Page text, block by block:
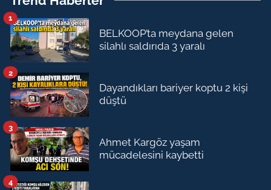
BELKOOP’ta meydana gelen
silahlı saldırıda 3 yaralı
1
Dayandıkları bariyer koptu 2 kişi
düştü
2
Ahmet Kargöz yaşam
mücadelesini kaybetti
3
4